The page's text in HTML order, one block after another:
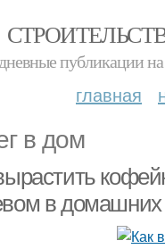
публикации
главная
в дом
в домашних